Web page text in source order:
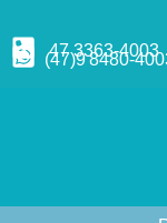
47 3363-4003
(47)98480-